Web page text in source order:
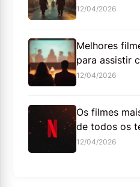
12/04/2026
Melhores
para assistir
12/04/2026
Os filmes
de todos os
12/04/2026